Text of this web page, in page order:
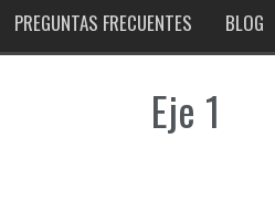
PREGUNTAS FRECUENTES BLOG
Eje 1